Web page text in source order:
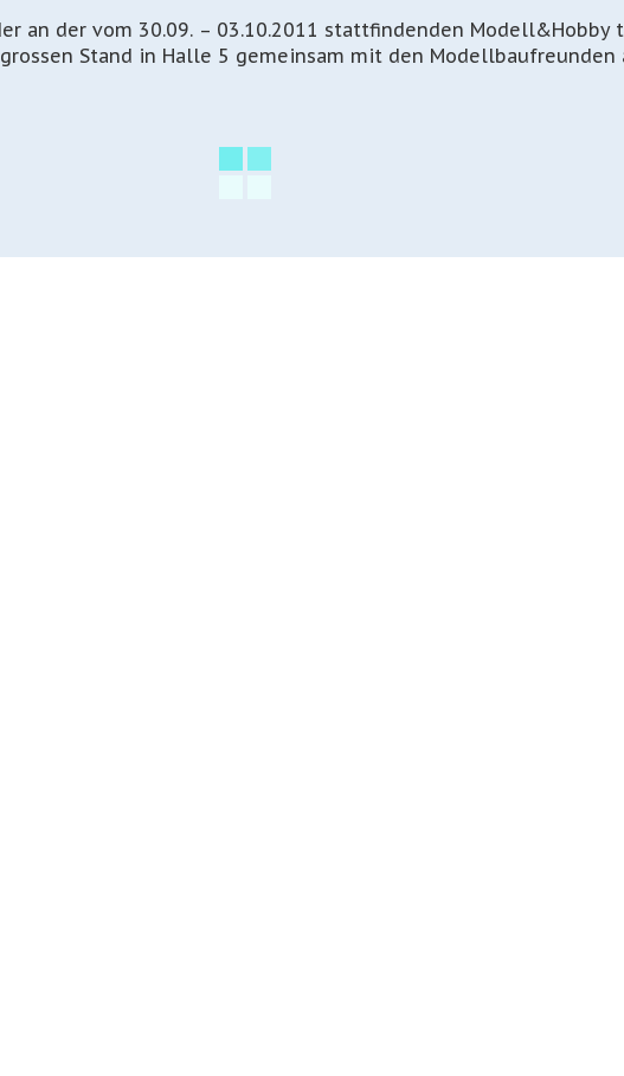
an der vom 30.09. – 03.10.2011 stattfindenden Modell&Hobby
Stand in Halle 5 gemeinsam mit den Modellbaufreunden